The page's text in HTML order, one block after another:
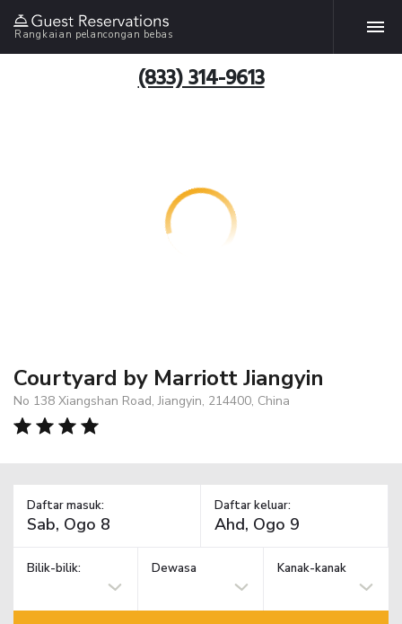
Rangkaian pelancongan bebas
(833) 314-9613
Courtyard by Marriott Jiangyin
No 138 Xiangshan Road, Jiangyin, 214400, China
Daftar masuk: Daftar keluar:
Bilik-bilik: Dewasa Kanak-kanak